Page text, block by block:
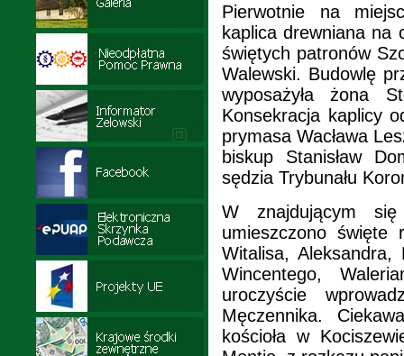
Pierwotnie na
kaplica drewniana na
świętych patronów
Walewski. Budowlę
wyposażyła żona
Konsekracja kaplicy
prymasa Wacława
biskup Stanisław
sędzia Trybunału
W znajdującym
umieszczono święte
Witalisa, Aleksandra,
Wincentego,
uroczyście
Męczennika.
kościoła w